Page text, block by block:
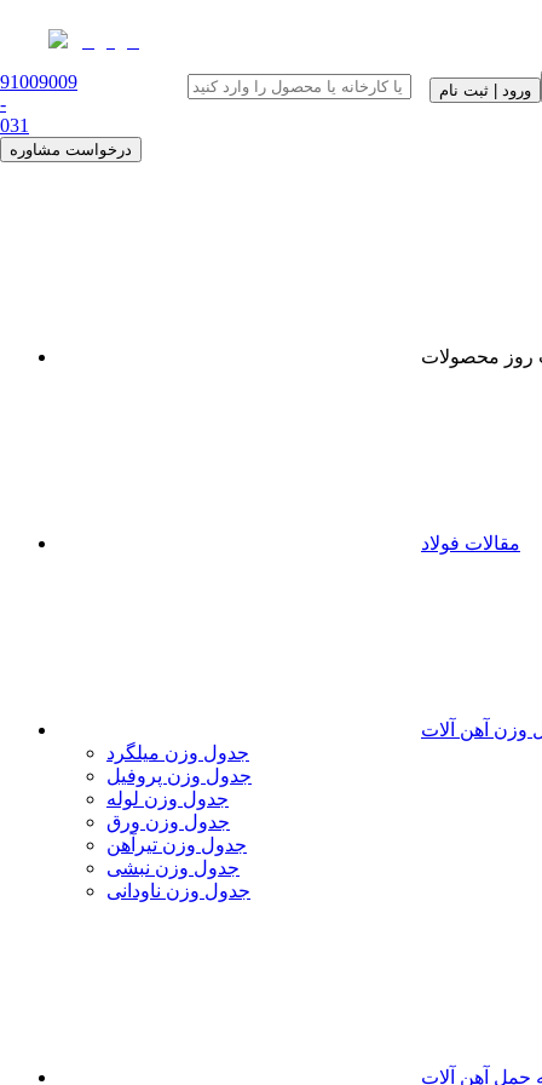
91009009
-
031
درخواست مشاوره
ورود | ثبت نام
روز محصولات
مقالات فولاد
وزن آهن آلات
جدول وزن میلگرد
جدول وزن پروفیل
جدول وزن لوله
جدول وزن ورق
جدول وزن تیرآهن
جدول وزن نبشی
جدول وزن ناودانی
حمل آهن آلات